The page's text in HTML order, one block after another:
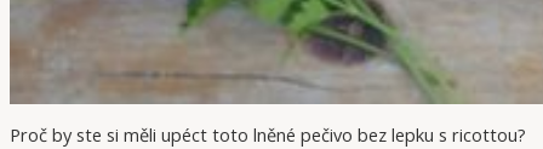
Proč by ste si měli upéct toto lněné pečivo bez lepku s ricottou?